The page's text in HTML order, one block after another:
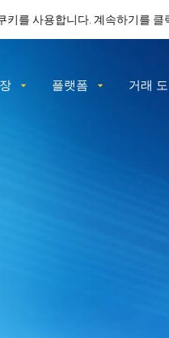
플랫폼 거래
키를 사용합니다. 계속하기를